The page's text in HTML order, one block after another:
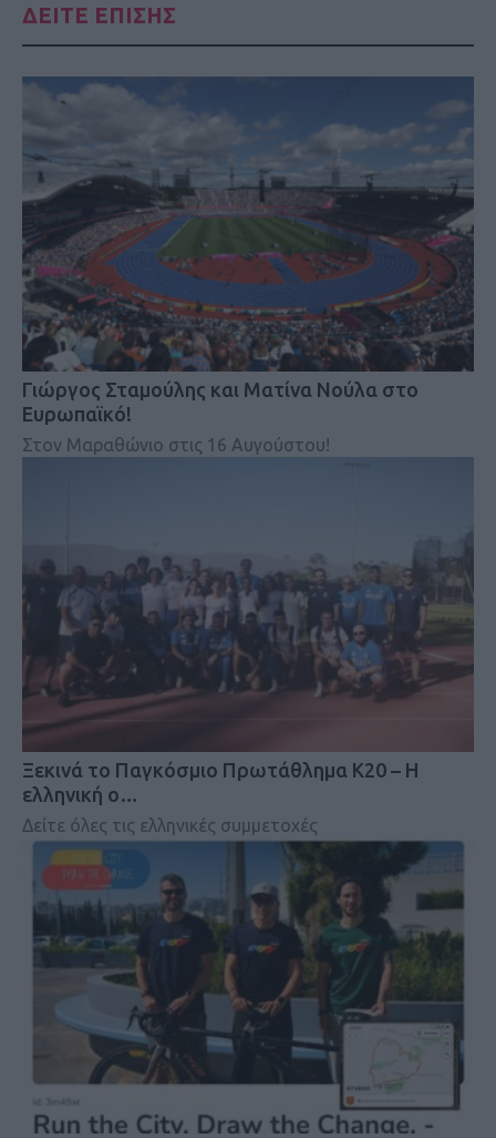
ΔΕΙΤΕ ΕΠΙΣΗΣ
Γιώργος Σταμούλης και Ματίνα Νούλα στο
Ευρωπαϊκό!
Στον Μαραθώνιο στις 16 Αυγούστου!
Ξεκινά το Παγκόσμιο Πρωτάθλημα Κ20 – Η
ελληνική ο…
Δείτε όλες τις ελληνικές συμμετοχές